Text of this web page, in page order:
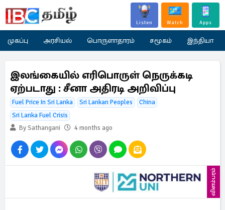
Listen Watch Apps
முகப்பு அரசியல் பொருளாதாரம் சமூகம் இந்தியா
இலங்கையில் எரிபொருள் நெருக்கடி
ஏற்படாது : சீனா அதிரடி அறிவிப்பு
Fuel Price In Sri Lanka Sri Lankan Peoples
China
Sri Lanka Fuel Crisis
By Sathangani
4 months ago
விளம்பரம்